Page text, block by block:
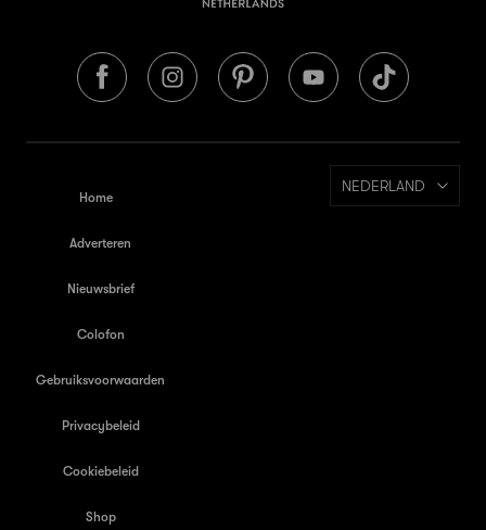
Home
Adverteren
Nieuwsbrief
Colofon
Gebruiksvoorwaarden
Privacybeleid
Cookiebeleid
Shop
NEDERLAND